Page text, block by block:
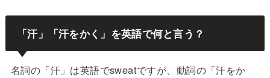
「汗」「汗をかく」を英語で何と言う？
名詞の「汗」は英語でsweatですが、動詞の「汗をか